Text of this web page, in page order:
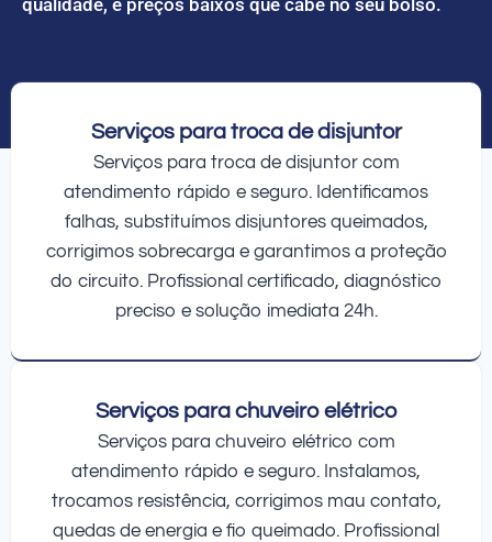
Serviços para troca de disjuntor
Serviços para troca de disjuntor com
atendimento rápido e seguro. Identificamos
falhas, substituímos disjuntores queimados,
corrigimos sobrecarga e garantimos a proteção
do circuito. Profissional certificado, diagnóstico
preciso e solução imediata 24h.
Serviços para chuveiro elétrico
Serviços para chuveiro elétrico com
atendimento rápido e seguro. Instalamos,
trocamos resistência, corrigimos mau contato,
quedas de energia e fio queimado. Profissional